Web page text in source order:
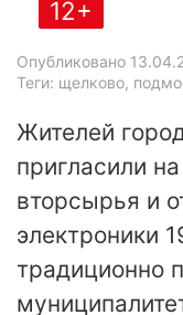
12+
Опубликовано
Теги: щелково,
Жителей
пригласили
вторсырья и
электроники
традиционно